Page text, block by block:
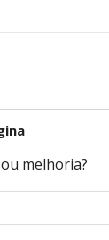
melhoria?